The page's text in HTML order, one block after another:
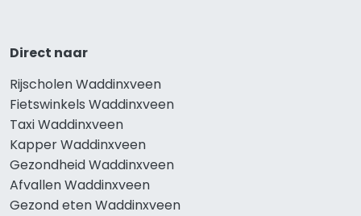
Direct naar
Rijscholen Waddinxveen
Fietswinkels Waddinxveen
Taxi Waddinxveen
Kapper Waddinxveen
Gezondheid Waddinxveen
Afvallen Waddinxveen
Gezond eten Waddinxveen